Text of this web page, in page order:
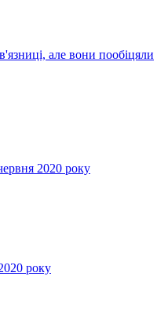
але вони пообіцяли
2020 року
року